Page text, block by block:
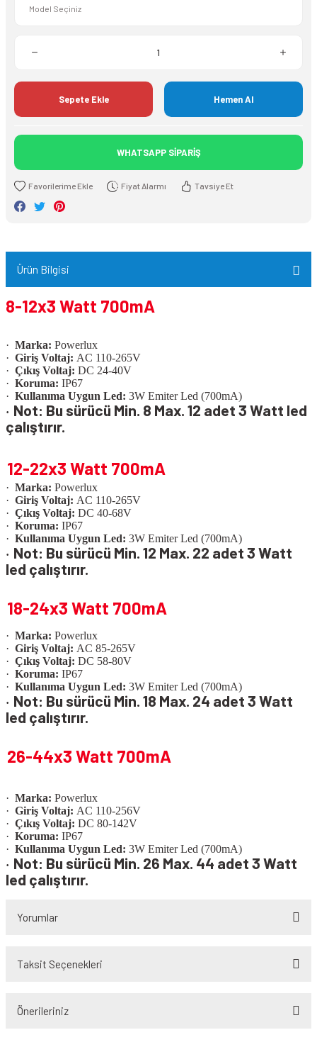
Sepete Ekle Hemen Al
WHATSAPP SİPARİŞ
Fiyat Alarmı Tavsiye Et
Ürün Bilgisi
8-12x3 Watt 700mA
· Marka: Powerlux
· Giriş Voltaj: AC 110-265V
· Çıkış Voltaj: DC 24-40V
· Koruma: IP67
· Kullanıma Uygun Led: 3W Emiter Led (700mA)
· Not: Bu sürücü Min. 8 Max. 12 adet 3 Watt led
çalıştırır.
12-22x3 Watt 700mA
· Marka: Powerlux
· Giriş Voltaj: AC 110-265V
· Çıkış Voltaj: DC 40-68V
· Koruma: IP67
· Kullanıma Uygun Led: 3W Emiter Led (700mA)
· Not: Bu sürücü Min. 12 Max. 22 adet 3 Watt
led çalıştırır.
18-24x3 Watt 700mA
· Marka: Powerlux
· Giriş Voltaj: AC 85-265V
· Çıkış Voltaj: DC 58-80V
· Koruma: IP67
· Kullanıma Uygun Led: 3W Emiter Led (700mA)
· Not: Bu sürücü Min. 18 Max. 24 adet 3 Watt
led çalıştırır.
26-44x3 Watt 700mA
· Marka: Powerlux
· Giriş Voltaj: AC 110-256V
· Çıkış Voltaj: DC 80-142V
· Koruma: IP67
· Kullanıma Uygun Led: 3W Emiter Led (700mA)
· Not: Bu sürücü Min. 26 Max. 44 adet 3 Watt
led çalıştırır.
Yorumlar
Taksit Seçenekleri
Önerileriniz